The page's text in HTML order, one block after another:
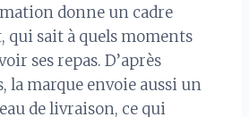
donne un cadre
qui sait à quels moments
ses repas. D’après
la marque envoie aussi un
de livraison, ce qui